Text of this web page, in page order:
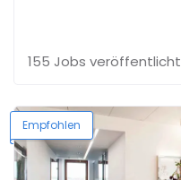
155 Jobs veröffentlicht
Empfohlen